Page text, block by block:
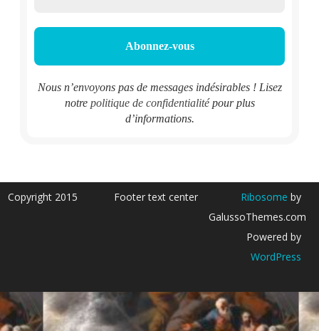
Nous n’envoyons pas de messages indésirables ! Lisez
notre politique de confidentialitépour plus
d’informations.
Copyright 2015 Footer text center Ribosome by
GalussoThemes.com
Powered by
WordPress